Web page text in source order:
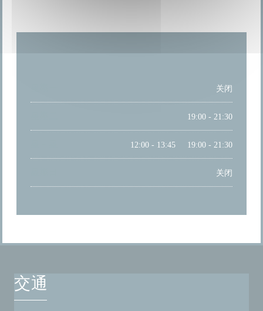
关闭
19:00 - 21:30
12:00 - 13:45 19:00 - 21:30
关闭
交通